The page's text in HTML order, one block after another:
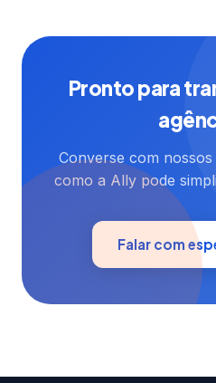
Pronto para
Converse com nossos
como a Ally pode
Falar com